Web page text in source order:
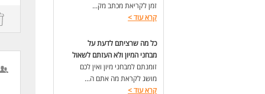
זמן לקריאת מכתב מק...
קרא עוד>
כל מה שרציתם לדעת על
מבחני המיון ולא העזתם לשאול
זומנתם למבחני מיון ואין לכם
מושג לקראת מה אתם ה...
קרא עוד>
*
*